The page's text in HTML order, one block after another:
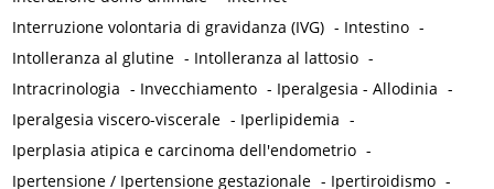
Interruzione volontaria di gravidanza (IVG) - Intestino -
Intolleranza al glutine - Intolleranza al lattosio -
Intracrinologia - Invecchiamento - Iperalgesia - Allodinia -
Iperalgesia viscero-viscerale - Iperlipidemia -
Iperplasia atipica e carcinoma dell'endometrio -
Ipertensione / Ipertensione gestazionale - Ipertiroidismo -